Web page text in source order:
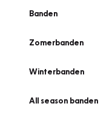
Banden
Zomerbanden
Winterbanden
All season banden